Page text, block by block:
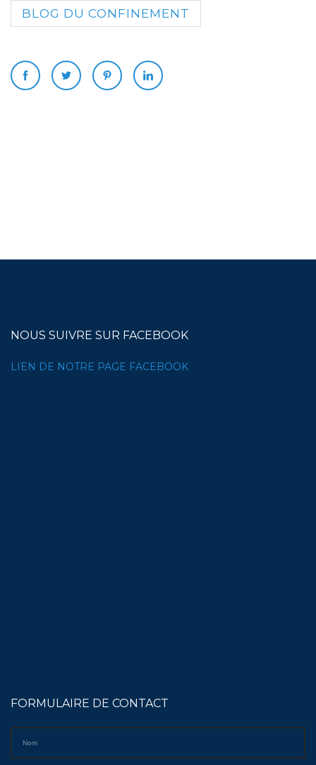
BLOG DU CONFINEMENT
NOUS SUIVRE SUR FACEBOOK
LIEN DE NOTRE PAGE FACEBOOK
FORMULAIRE DE CONTACT